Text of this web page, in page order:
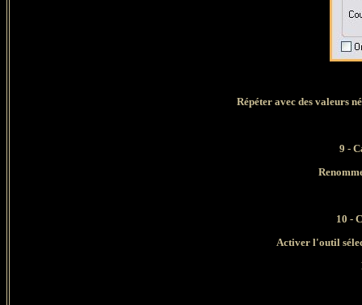
Répéter avec des valeurs
9 -
10 -
Activer l'outil